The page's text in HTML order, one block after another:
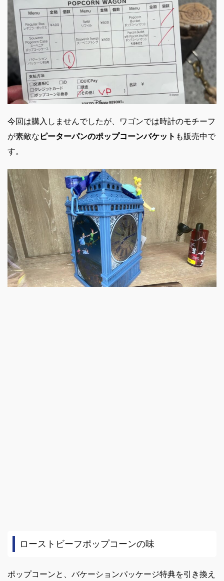
今回は購入しませんでしたが、ワゴンでは時計のモチーフ
が素敵な ピーターパンのポップコーンバケット も販売中で
す。
ローストビーフポップコーンの味
ポップコーンと、バケーションパッケージ特典を引き換え